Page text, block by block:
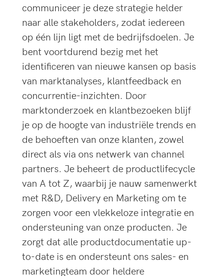
communiceer je deze strategie helder
naar alle stakeholders, zodat iedereen
op één lijn ligt met de bedrijfsdoelen. Je
bent voortdurend bezig met het
identificeren van nieuwe kansen op basis
van marktanalyses, klantfeedback en
concurrentie-inzichten. Door
marktonderzoek en klantbezoeken blijf
je op de hoogte van industriële trends en
de behoeften van onze klanten, zowel
direct als via ons netwerk van channel
partners. Je beheert de productlifecycle
van A tot Z, waarbij je nauw samenwerkt
met R&D, Delivery en Marketing om te
zorgen voor een vlekkeloze integratie en
ondersteuning van onze producten. Je
zorgt dat alle productdocumentatie up-
to-date is en ondersteunt ons sales- en
marketingteam door heldere